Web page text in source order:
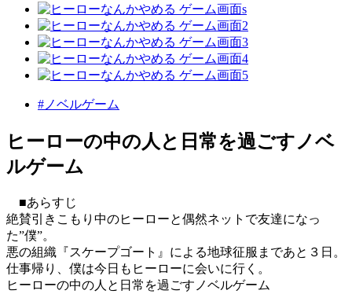
#ノベルゲーム
ヒーローの中の人と日常を過ごすノベ
ルゲーム
■あらすじ
絶賛引きこもり中のヒーローと偶然ネットで友達になっ
た”僕”。
悪の組織『スケープゴート』による地球征服まであと３日。
仕事帰り、僕は今日もヒーローに会いに行く。
ヒーローの中の人と日常を過ごすノベルゲーム